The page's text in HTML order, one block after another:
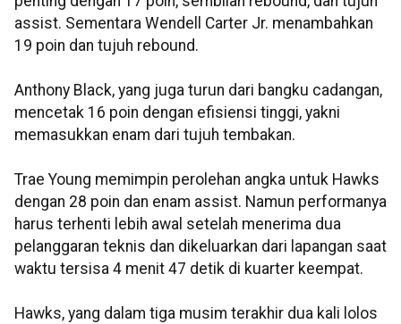
assist. Sementara Wendell Carter Jr. menambahkan
19 poin dan tujuh rebound.
Anthony Black, yang juga turun dari bangku cadangan,
mencetak 16 poin dengan efisiensi tinggi, yakni
memasukkan enam dari tujuh tembakan.
Trae Young memimpin perolehan angka untuk Hawks
dengan 28 poin dan enam assist. Namun performanya
harus terhenti lebih awal setelah menerima dua
pelanggaran teknis dan dikeluarkan dari lapangan saat
waktu tersisa 4 menit 47 detik di kuarter keempat.
Hawks, yang dalam tiga musim terakhir dua kali lolos